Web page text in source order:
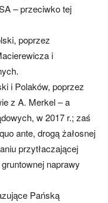
– przeciwko tej
poprzez
i
i Polaków, poprzez
z A. Merkel – a
w 2017 r.; zaś
ante, drogą żałosnej
przytłaczającej
naprawy
Pańską